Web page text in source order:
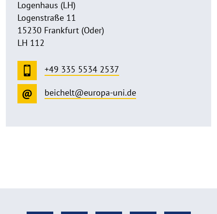
Logenhaus (LH)
Logenstraße 11
15230 Frankfurt (Oder)
LH 112
+49 335 5534 2537
beichelt@europa-uni.de